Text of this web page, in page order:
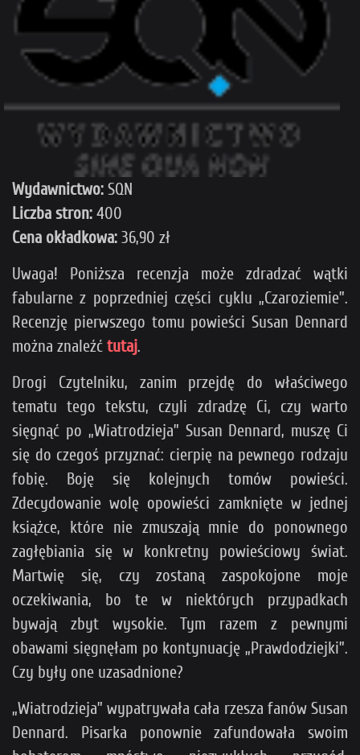
Wydawnictwo: SQN
Liczba stron: 400
Cena okładkowa: 36,90 zł
Uwaga! Poniższa recenzja może zdradzać wątki
fabularne z poprzedniej części cyklu „Czaroziemie”.
Recenzję pierwszego tomu powieści Susan Dennard
można znaleźć tutaj.
Drogi Czytelniku, zanim przejdę do właściwego
tematu tego tekstu, czyli zdradzę Ci, czy warto
sięgnąć po „Wiatrodzieja” Susan Dennard, muszę Ci
się do czegoś przyznać: cierpię na pewnego rodzaju
fobię. Boję się kolejnych tomów powieści.
Zdecydowanie wolę opowieści zamknięte w jednej
książce, które nie zmuszają mnie do ponownego
zagłębiania się w konkretny powieściowy świat.
Martwię się, czy zostaną zaspokojone moje
oczekiwania, bo te w niektórych przypadkach
bywają zbyt wysokie. Tym razem z pewnymi
obawami sięgnęłam po kontynuację „Prawdodziejki”.
Czy były one uzasadnione?
„Wiatrodzieja” wypatrywała cała rzesza fanów Susan
Dennard. Pisarka ponownie zafundowała swoim